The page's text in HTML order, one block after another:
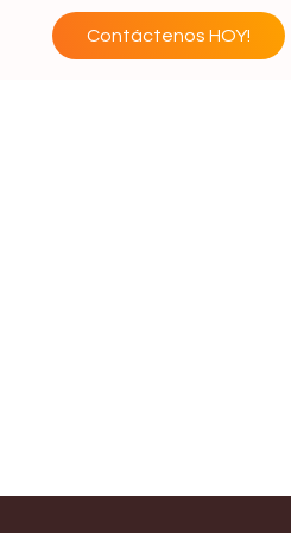
Contáctenos HOY!